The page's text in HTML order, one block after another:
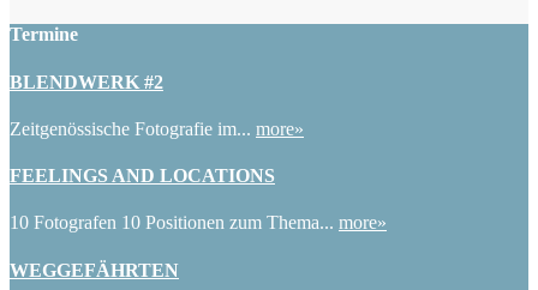
Termine
BLENDWERK #2
Zeitgenössische Fotografie im... more»
FEELINGS AND LOCATIONS
10 Fotografen 10 Positionen zum Thema... more»
WEGGEFÄHRTEN